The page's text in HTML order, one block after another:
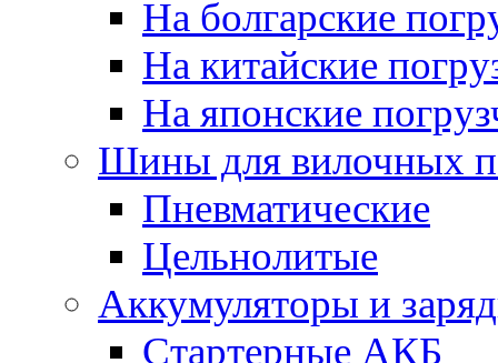
На болгарские
На китайские
На японские
Шины для вилочных
Пневматические
Цельнолитые
Аккумуляторы и
Стартерные АКБ